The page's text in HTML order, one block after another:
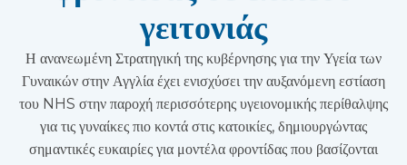
γειτονιάς
Η ανανεωμένη Στρατηγική της κυβέρνησης για την Υγεία των
Γυναικών στην Αγγλία έχει ενισχύσει την αυξανόμενη εστίαση
του NHS στην παροχή περισσότερης υγειονομικής περίθαλψης
για τις γυναίκες πιο κοντά στις κατοικίες, δημιουργώντας
σημαντικές ευκαιρίες για μοντέλα φροντίδας που βασίζονται